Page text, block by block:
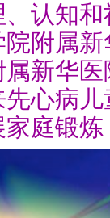
认知
附属
新华
心病
庭锻